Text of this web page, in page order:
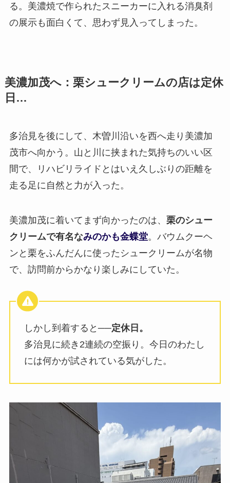
る。美濃焼で作られたスニーカーに入れる消臭剤
の展示も面白くて、思わず見入ってしまった。
美濃加茂へ：栗シュークリームの店は定休
日…
多治見を後にして、木曽川沿いを西へ走り美濃加
茂市へ向かう。山と川に挟まれた気持ちのいい区
間で、リハビリライドとはいえ久しぶりの距離を
走る足に自然と力が入った。
美濃加茂に着いてまず向かったのは、 栗のシュー
クリームで有名なみのかも金蝶堂。バウムクーヘ
ンと栗をふんだんに使ったシュークリームが名物
で、訪問前からかなり楽しみにしていた。
しかし到着すると──定休日。
多治見に続き2連続の空振り。今日のわたし
には何かが試されている気がした。